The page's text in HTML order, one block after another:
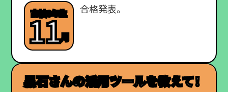
高校3年生
11月
合格発表。
黒石さんの活用ツールを教えて！